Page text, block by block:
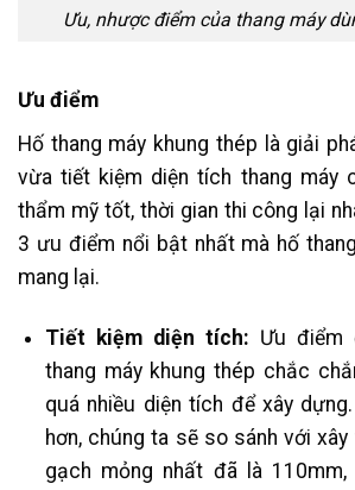
Ưu, nhược điểm của thang máy
Ưu điểm
Hố thang máy khung thép là giải
vừa tiết kiệm diện tích thang máy
thẩm mỹ tốt, thời gian thi công lại
3 ưu điểm nổi bật nhất mà hố
mang lại.
Tiết kiệm diện tích: Ưu điểm
thang máy khung thép chắc
quá nhiều diện tích để xây
hơn, chúng ta sẽ so sánh với
gạch mỏng nhất đã là